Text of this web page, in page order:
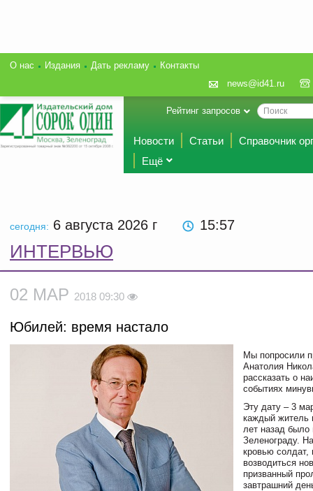
О нас Издания Дать рекламу
Контакты
news@id41.ru
Рейтинг запросов
Новости Статьи
Справочник
Ещё
сегодня: 6 августа 2026 г 15:57
ИНТЕРВЬЮ
02 МАР 2018 09:30
Юбилей: время настало
Мы попросили
Анатолия
рассказать о
событиях
Эту дату – 3
каждый житель
лет назад
Зеленограду.
кровью солдат,
возводиться
призванный
завтрашний